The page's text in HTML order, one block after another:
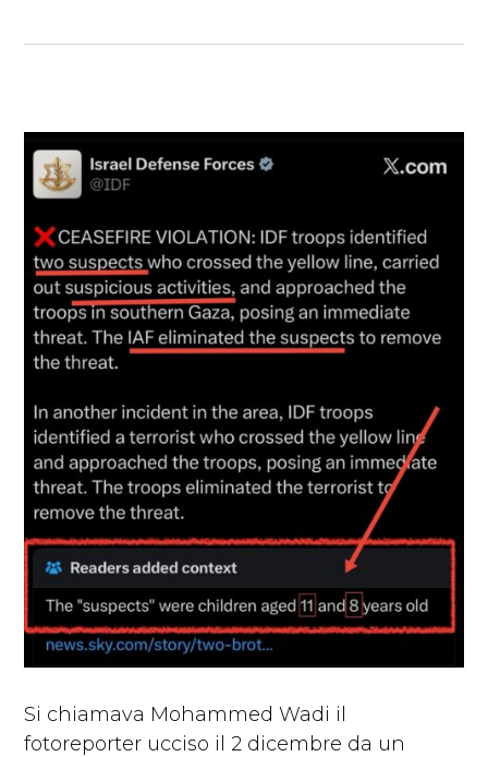
Si chiamava Mohammed Wadi il
fotoreporter ucciso il 2 dicembre da un